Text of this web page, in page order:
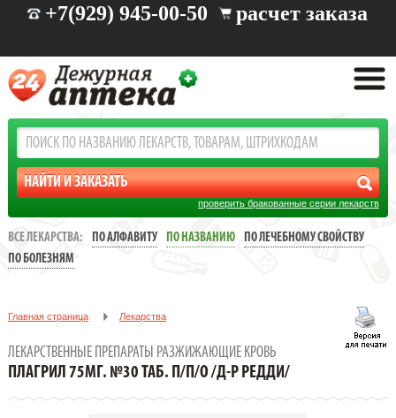
+7(929) 945-00-50 расчет заказа
проверить бракованные серии лекарств
ВСЕ ЛЕКАРСТВА: ПО АЛФАВИТУ ПО НАЗВАНИЮ
ПО ЛЕЧЕБНОМУ СВОЙСТВУ
ПО БОЛЕЗНЯМ
Главная страница Лекарства
ПЛАГРИЛ 75МГ. №30 ТАБ. П/П/О /Д-Р РЕДДИ/
ЛЕКАРСТВЕННЫЕ ПРЕПАРАТЫ РАЗЖИЖАЮЩИЕ КРОВЬ
ПЛАГРИЛ 75МГ. №30 ТАБ. П/П/О /Д-Р РЕДДИ/